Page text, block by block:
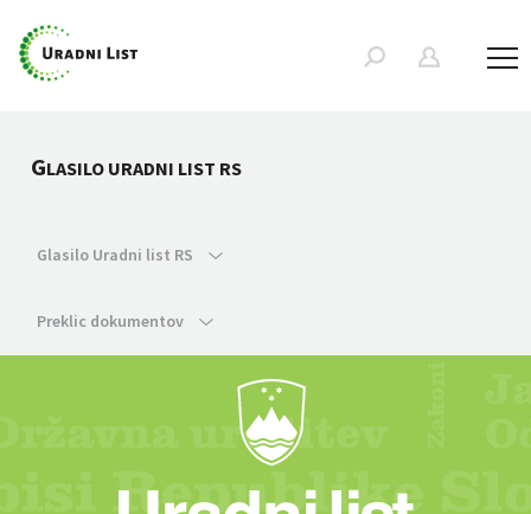
GLASILO URADNI LIST RS
Glasilo Uradni list RS
Preklic dokumentov